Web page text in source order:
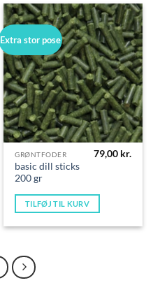
Extra stor pose
GRØNTFODER
basic dill sticks
200 gr
79,00 kr.
TILFØJ TIL KURV